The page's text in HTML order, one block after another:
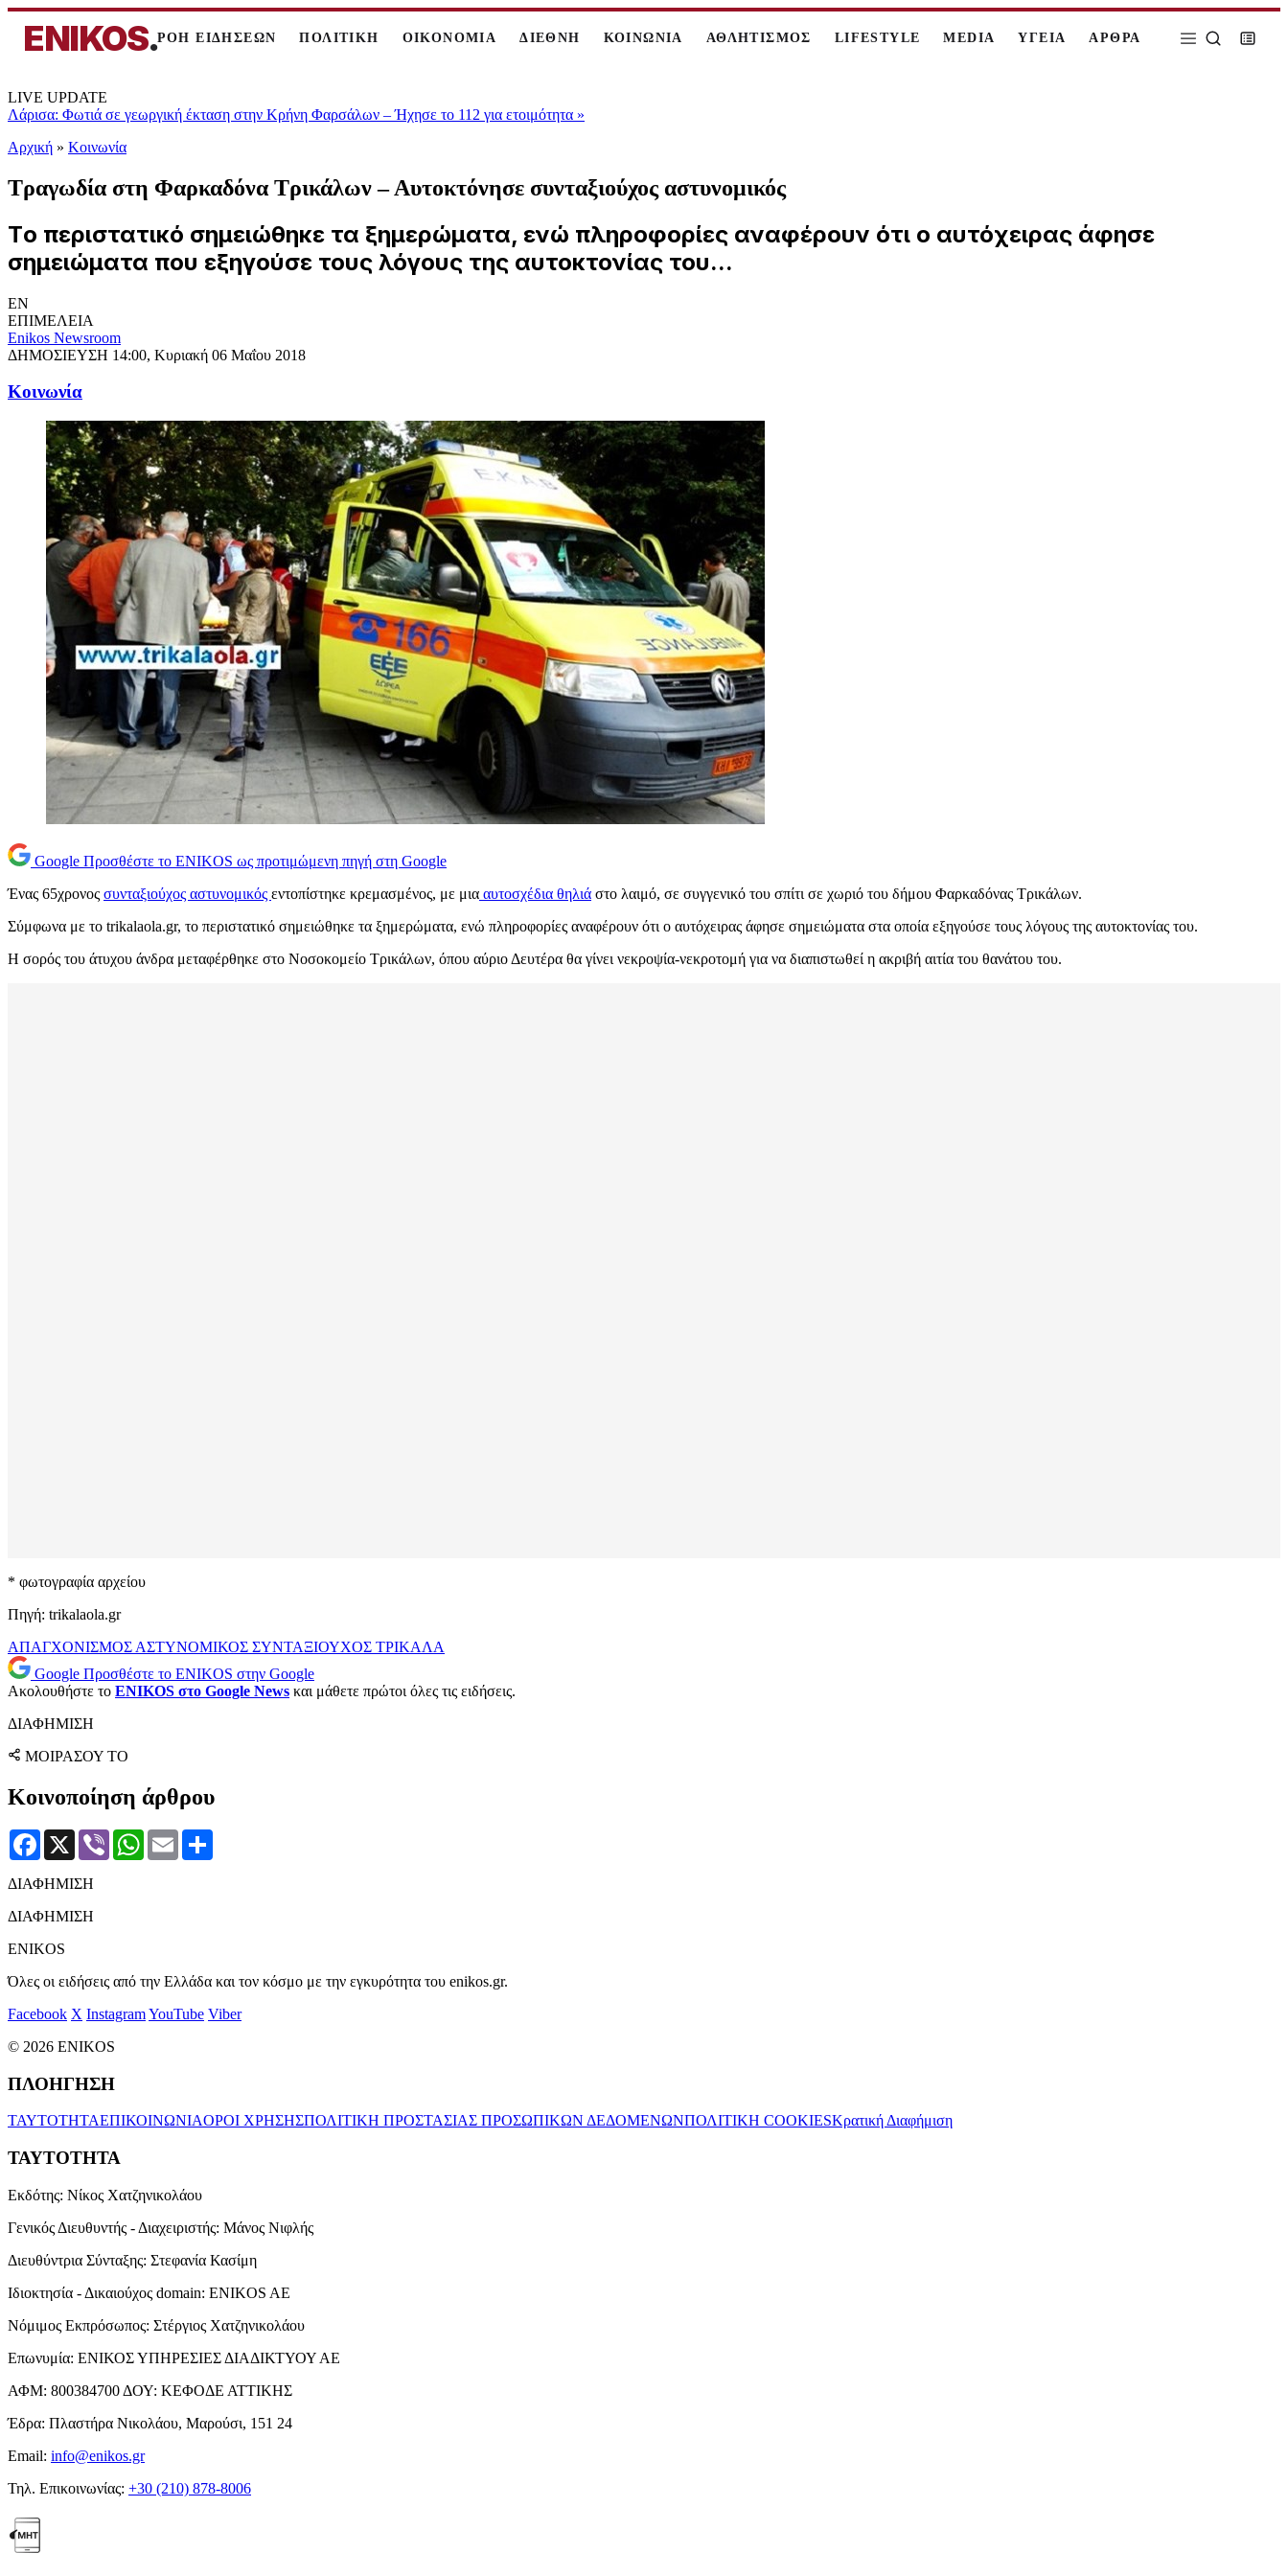
ENIKOS.ΡΟΗ ΕΙΔΗΣΕΩΝ ΠΟΛΙΤΙΚΗ ΟΙΚΟΝΟΜΙΑ ΔΙΕΘΝΗ ΚΟΙΝΩΝΙΑ ΑΘΛΗΤΙΣΜΟΣ LIFESTYLE MEDIA ΥΓΕΙΑ ΑΡΘΡΑ
LIVE UPDATE
Λάρισα: Φωτιά σε γεωργική έκταση στην Κρήνη Φαρσάλων – Ήχησε το 112 για ετοιμότητα »
Αρχική » Κοινωνία
Τραγωδία στη Φαρκαδόνα Τρικάλων – Αυτοκτόνησε συνταξιούχος αστυνομικός
Tο περιστατικό σημειώθηκε τα ξημερώματα, ενώ πληροφορίες αναφέρουν ότι ο αυτόχειρας άφησε
σημειώματα που εξηγούσε τους λόγους της αυτοκτονίας του...
EN
ΕΠΙΜΕΛΕΙΑ
Enikos Newsroom
ΔΗΜΟΣΙΕΥΣΗ 14:00, Κυριακή 06 Μαΐου 2018
Κοινωνία
Google Προσθέστε το ENIKOS ως προτιμώμενη πηγή στη Google
Ένας 65χρονος συνταξιούχος αστυνομικός εντοπίστηκε κρεμασμένος, με μια αυτοσχέδια θηλιά στο λαιμό, σε συγγενικό του σπίτι σε χωριό του δήμου Φαρκαδόνας Τρικάλων.
Σύμφωνα με το trikalaola.gr, το περιστατικό σημειώθηκε τα ξημερώματα, ενώ πληροφορίες αναφέρουν ότι ο αυτόχειρας άφησε σημειώματα στα οποία εξηγούσε τους λόγους της αυτοκτονίας του.
Η σορός του άτυχου άνδρα μεταφέρθηκε στο Νοσοκομείο Τρικάλων, όπου αύριο Δευτέρα θα γίνει νεκροψία-νεκροτομή για να διαπιστωθεί η ακριβή αιτία του θανάτου του.
* φωτογραφία αρχείου
Πηγή: trikalaola.gr
ΑΠΑΓΧΟΝΙΣΜΟΣ ΑΣΤΥΝΟΜΙΚΟΣ ΣΥΝΤΑΞΙΟΥΧΟΣ ΤΡΙΚΑΛΑ
Google Προσθέστε το ENIKOS στην Google
Ακολουθήστε το ENIKOS στο Google News και μάθετε πρώτοι όλες τις ειδήσεις.
ΔΙΑΦΗΜΙΣΗ
ΜΟΙΡΑΣΟΥ ΤΟ
Κοινοποίηση άρθρου
Facebook
X Viber WhatsApp
Email
ΔΙΑΦΗΜΙΣΗ
ΔΙΑΦΗΜΙΣΗ
ENIKOS
Όλες οι ειδήσεις από την Ελλάδα και τον κόσμο με την εγκυρότητα του enikos.gr.
Facebook X InstagramYouTube Viber
© 2026 ENIKOS
ΠΛΟΗΓΗΣΗ
ΤΑΥΤΟΤΗΤΑΕΠΙΚΟΙΝΩΝΙΑΟΡΟΙ ΧΡΗΣΗΣΠΟΛΙΤΙΚΗ ΠΡΟΣΤΑΣΙΑΣ ΠΡΟΣΩΠΙΚΩΝ ΔΕΔΟΜΕΝΩΝΠΟΛΙΤΙΚΗ COOKIESΚρατική Διαφήμιση
ΤΑΥΤΟΤΗΤΑ
Εκδότης: Νίκος Χατζηνικολάου
Γενικός Διευθυντής - Διαχειριστής: Μάνος Νιφλής
Διευθύντρια Σύνταξης: Στεφανία Κασίμη
Ιδιοκτησία - Δικαιούχος domain: ENIKOS AE
Νόμιμος Εκπρόσωπος: Στέργιος Χατζηνικολάου
Επωνυμία: ΕΝΙΚΟΣ ΥΠΗΡΕΣΙΕΣ ΔΙΑΔΙΚΤΥΟΥ ΑΕ
ΑΦΜ: 800384700 ΔΟΥ: ΚΕΦΟΔΕ ΑΤΤΙΚΗΣ
Έδρα: Πλαστήρα Νικολάου, Μαρούσι, 151 24
Email: info@enikos.gr
Τηλ. Επικοινωνίας: +30 (210) 878-8006